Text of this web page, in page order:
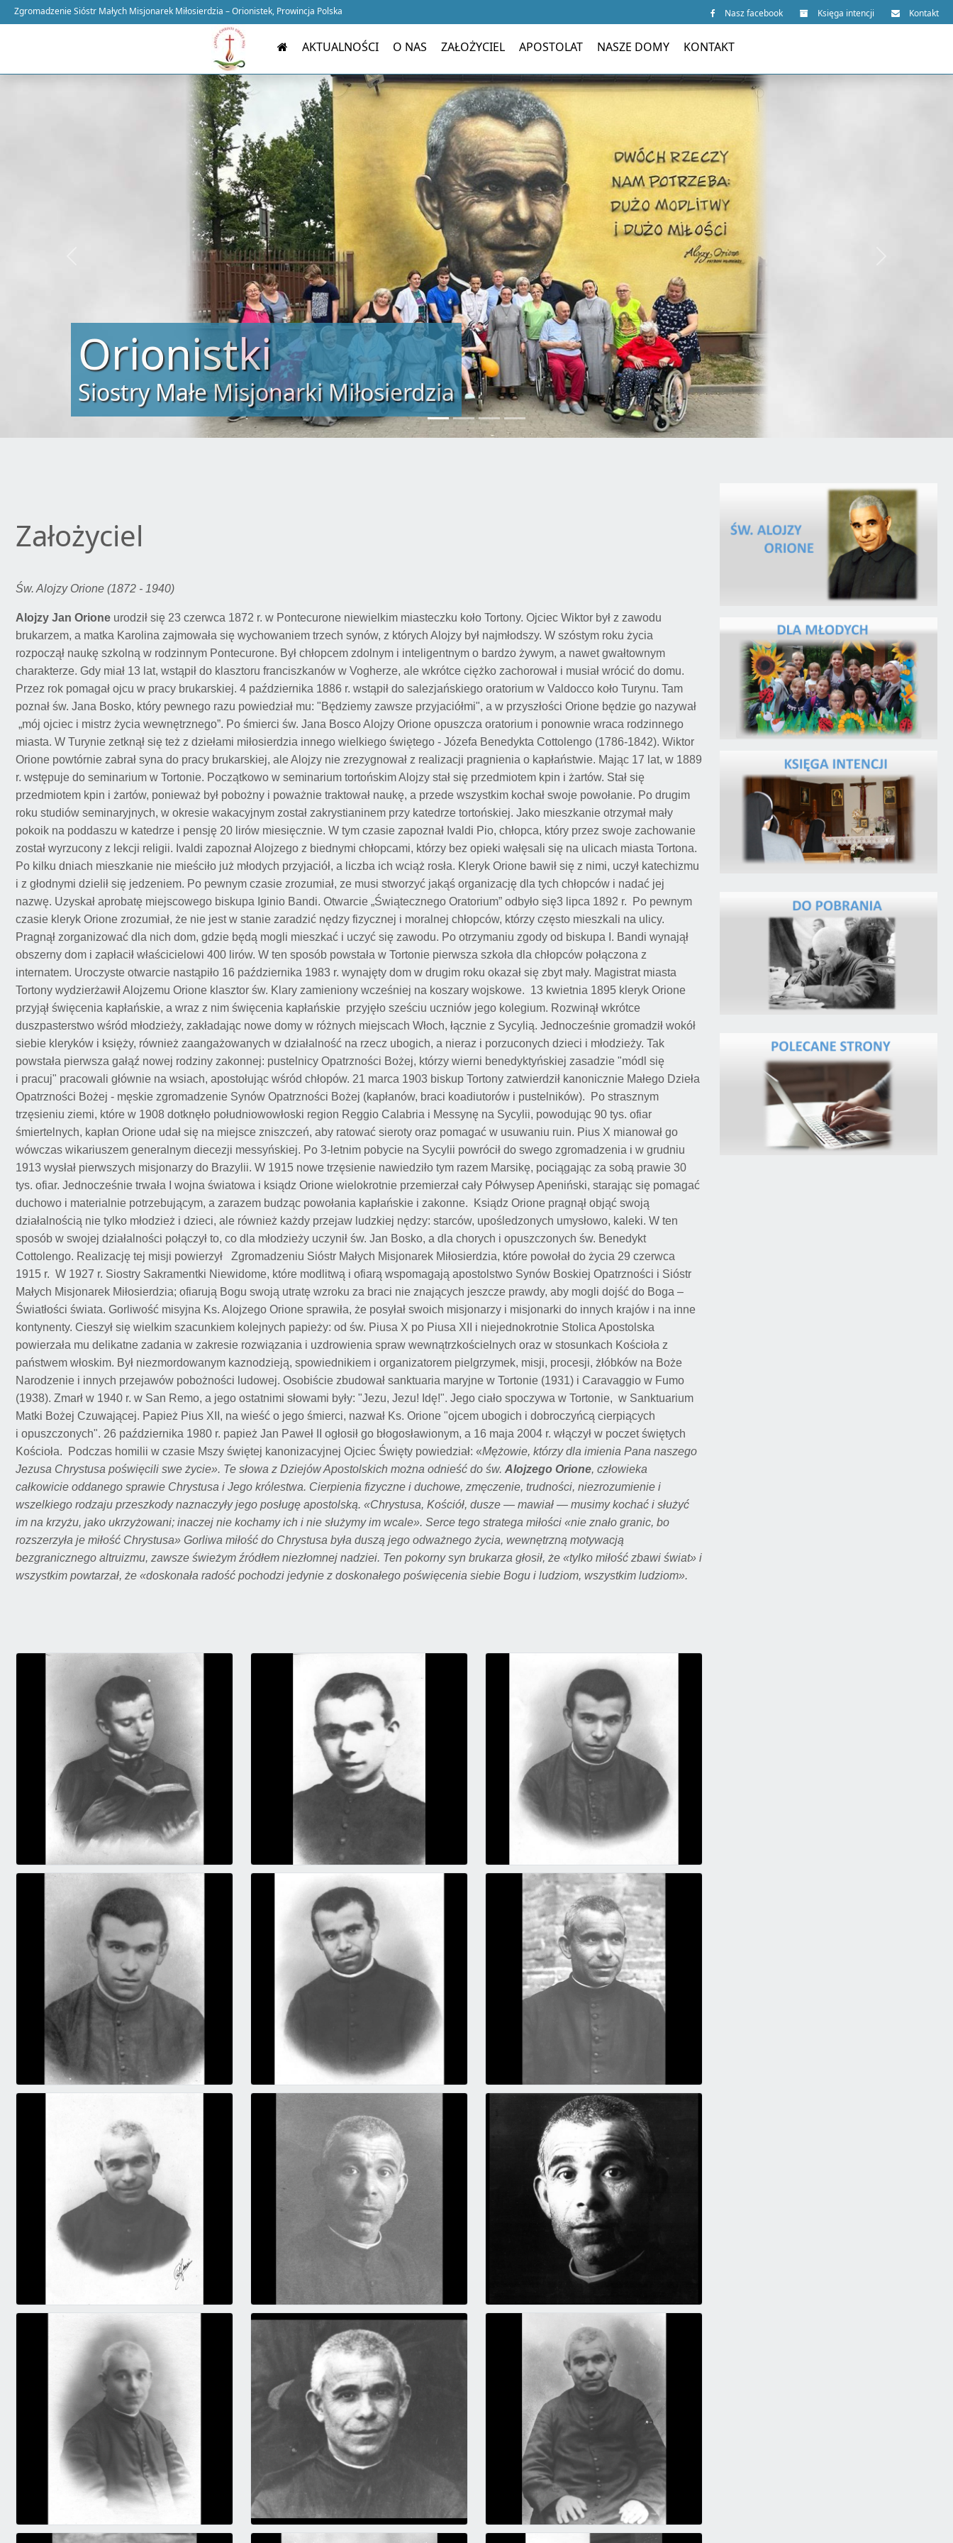
Zgromadzenie Sióstr Małych Misjonarek Miłosierdzia – Orionistek, Prowincja Polska Nasz facebook Księga intencji Kontakt
AKTUALNOŚCI O NAS ZAŁOŻYCIEL APOSTOLAT NASZE DOMY KONTAKT
Orionistki
Siostry Małe Misjonarki Miłosierdzia
Założyciel
Św. Alojzy Orione (1872 - 1940)
Alojzy Jan Orione urodził się 23 czerwca 1872 r. w Pontecurone niewielkim miasteczku koło Tortony. Ojciec Wiktor był z zawodu
brukarzem, a matka Karolina zajmowała się wychowaniem trzech synów, z których Alojzy był najmłodszy. W szóstym roku życia
rozpoczął naukę szkolną w rodzinnym Pontecurone. Był chłopcem zdolnym i inteligentnym o bardzo żywym, a nawet gwałtownym
charakterze. Gdy miał 13 lat, wstąpił do klasztoru franciszkanów w Vogherze, ale wkrótce ciężko zachorował i musiał wrócić do domu.
Przez rok pomagał ojcu w pracy brukarskiej. 4 października 1886 r. wstąpił do salezjańskiego oratorium w Valdocco koło Turynu. Tam
poznał św. Jana Bosko, który pewnego razu powiedział mu: "Będziemy zawsze przyjaciółmi", a w przyszłości Orione będzie go nazywał
„mój ojciec i mistrz życia wewnętrznego”. Po śmierci św. Jana Bosco Alojzy Orione opuszcza oratorium i ponownie wraca rodzinnego
miasta. W Turynie zetknął się też z dziełami miłosierdzia innego wielkiego świętego - Józefa Benedykta Cottolengo (1786-1842). Wiktor
Orione powtórnie zabrał syna do pracy brukarskiej, ale Alojzy nie zrezygnował z realizacji pragnienia o kapłaństwie. Mając 17 lat, w 1889
r. wstępuje do seminarium w Tortonie. Początkowo w seminarium tortońskim Alojzy stał się przedmiotem kpin i żartów. Stał się
przedmiotem kpin i żartów, ponieważ był pobożny i poważnie traktował naukę, a przede wszystkim kochał swoje powołanie. Po drugim
roku studiów seminaryjnych, w okresie wakacyjnym został zakrystianinem przy katedrze tortońskiej. Jako mieszkanie otrzymał mały
pokoik na poddaszu w katedrze i pensję 20 lirów miesięcznie. W tym czasie zapoznał Ivaldi Pio, chłopca, który przez swoje zachowanie
został wyrzucony z lekcji religii. Ivaldi zapoznał Alojzego z biednymi chłopcami, którzy bez opieki wałęsali się na ulicach miasta Tortona.
Po kilku dniach mieszkanie nie mieściło już młodych przyjaciół, a liczba ich wciąż rosła. Kleryk Orione bawił się z nimi, uczył katechizmu
i z głodnymi dzielił się jedzeniem. Po pewnym czasie zrozumiał, ze musi stworzyć jakąś organizację dla tych chłopców i nadać jej
nazwę. Uzyskał aprobatę miejscowego biskupa Iginio Bandi. Otwarcie „Świątecznego Oratorium” odbyło się3 lipca 1892 r. Po pewnym
czasie kleryk Orione zrozumiał, że nie jest w stanie zaradzić nędzy fizycznej i moralnej chłopców, którzy często mieszkali na ulicy.
Pragnął zorganizować dla nich dom, gdzie będą mogli mieszkać i uczyć się zawodu. Po otrzymaniu zgody od biskupa I. Bandi wynajął
obszerny dom i zapłacił właścicielowi 400 lirów. W ten sposób powstała w Tortonie pierwsza szkoła dla chłopców połączona z
internatem. Uroczyste otwarcie nastąpiło 16 października 1983 r. wynajęty dom w drugim roku okazał się zbyt mały. Magistrat miasta
Tortony wydzierżawił Alojzemu Orione klasztor św. Klary zamieniony wcześniej na koszary wojskowe. 13 kwietnia 1895 kleryk Orione
przyjął święcenia kapłańskie, a wraz z nim święcenia kapłańskie przyjęło sześciu uczniów jego kolegium. Rozwinął wkrótce
duszpasterstwo wśród młodzieży, zakładając nowe domy w różnych miejscach Włoch, łącznie z Sycylią. Jednocześnie gromadził wokół
siebie kleryków i księży, również zaangażowanych w działalność na rzecz ubogich, a nieraz i porzuconych dzieci i młodzieży. Tak
powstała pierwsza gałąź nowej rodziny zakonnej: pustelnicy Opatrzności Bożej, którzy wierni benedyktyńskiej zasadzie "módl się
i pracuj" pracowali głównie na wsiach, apostołując wśród chłopów. 21 marca 1903 biskup Tortony zatwierdził kanonicznie Małego Dzieła
Opatrzności Bożej - męskie zgromadzenie Synów Opatrzności Bożej (kapłanów, braci koadiutorów i pustelników). Po strasznym
trzęsieniu ziemi, które w 1908 dotknęło południowowłoski region Reggio Calabria i Messynę na Sycylii, powodując 90 tys. ofiar
śmiertelnych, kapłan Orione udał się na miejsce zniszczeń, aby ratować sieroty oraz pomagać w usuwaniu ruin. Pius X mianował go
wówczas wikariuszem generalnym diecezji messyńskiej. Po 3-letnim pobycie na Sycylii powrócił do swego zgromadzenia i w grudniu
1913 wysłał pierwszych misjonarzy do Brazylii. W 1915 nowe trzęsienie nawiedziło tym razem Marsikę, pociągając za sobą prawie 30
tys. ofiar. Jednocześnie trwała I wojna światowa i ksiądz Orione wielokrotnie przemierzał cały Półwysep Apeniński, starając się pomagać
duchowo i materialnie potrzebującym, a zarazem budząc powołania kapłańskie i zakonne. Ksiądz Orione pragnął objąć swoją
działalnością nie tylko młodzież i dzieci, ale również każdy przejaw ludzkiej nędzy: starców, upośledzonych umysłowo, kaleki. W ten
sposób w swojej działalności połączył to, co dla młodzieży uczynił św. Jan Bosko, a dla chorych i opuszczonych św. Benedykt
Cottolengo. Realizację tej misji powierzył Zgromadzeniu Sióstr Małych Misjonarek Miłosierdzia, które powołał do życia 29 czerwca
1915 r. W 1927 r. Siostry Sakramentki Niewidome, które modlitwą i ofiarą wspomagają apostolstwo Synów Boskiej Opatrzności i Sióstr
Małych Misjonarek Miłosierdzia; ofiarują Bogu swoją utratę wzroku za braci nie znających jeszcze prawdy, aby mogli dojść do Boga –
Światłości świata. Gorliwość misyjna Ks. Alojzego Orione sprawiła, że posyłał swoich misjonarzy i misjonarki do innych krajów i na inne
kontynenty. Cieszył się wielkim szacunkiem kolejnych papieży: od św. Piusa X po Piusa XII i niejednokrotnie Stolica Apostolska
powierzała mu delikatne zadania w zakresie rozwiązania i uzdrowienia spraw wewnątrzkościelnych oraz w stosunkach Kościoła z
państwem włoskim. Był niezmordowanym kaznodzieją, spowiednikiem i organizatorem pielgrzymek, misji, procesji, żłóbków na Boże
Narodzenie i innych przejawów pobożności ludowej. Osobiście zbudował sanktuaria maryjne w Tortonie (1931) i Caravaggio w Fumo
(1938). Zmarł w 1940 r. w San Remo, a jego ostatnimi słowami były: "Jezu, Jezu! Idę!". Jego ciało spoczywa w Tortonie, w Sanktuarium
Matki Bożej Czuwającej. Papież Pius XII, na wieść o jego śmierci, nazwał Ks. Orione "ojcem ubogich i dobroczyńcą cierpiących
i opuszczonych". 26 października 1980 r. papież Jan Paweł II ogłosił go błogosławionym, a 16 maja 2004 r. włączył w poczet świętych
Kościoła. Podczas homilii w czasie Mszy świętej kanonizacyjnej Ojciec Święty powiedział: «Mężowie, którzy dla imienia Pana naszego
Jezusa Chrystusa poświęcili swe życie». Te słowa z Dziejów Apostolskich można odnieść do św. Alojzego Orione, człowieka
całkowicie oddanego sprawie Chrystusa i Jego królestwa. Cierpienia fizyczne i duchowe, zmęczenie, trudności, niezrozumienie i
wszelkiego rodzaju przeszkody naznaczyły jego posługę apostolską. «Chrystusa, Kościół, dusze — mawiał — musimy kochać i służyć
im na krzyżu, jako ukrzyżowani; inaczej nie kochamy ich i nie służymy im wcale». Serce tego stratega miłości «nie znało granic, bo
rozszerzyła je miłość Chrystusa» Gorliwa miłość do Chrystusa była duszą jego odważnego życia, wewnętrzną motywacją
bezgranicznego altruizmu, zawsze świeżym źródłem niezłomnej nadziei. Ten pokorny syn brukarza głosił, że «tylko miłość zbawi świat» i
wszystkim powtarzał, że «doskonała radość pochodzi jedynie z doskonałego poświęcenia siebie Bogu i ludziom, wszystkim ludziom».